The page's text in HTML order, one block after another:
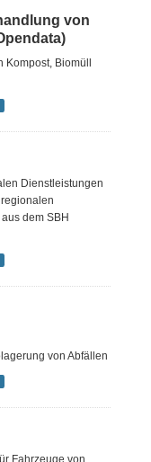
von
Biomüll
Dienstleistungen
dem SBH
von Abfällen
Fahrzeuge von